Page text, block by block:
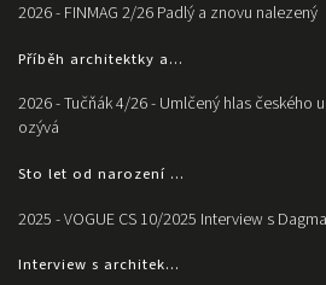
2026 - FINMAG 2/26 Padlý a znovu nalezený
Příběh architektky a...
2026 - Tučňák 4/26 - Umlčený hlas českého
ozývá
Sto let od narození ...
2025 - VOGUE CS 10/2025 Interview s
Interview s architek...